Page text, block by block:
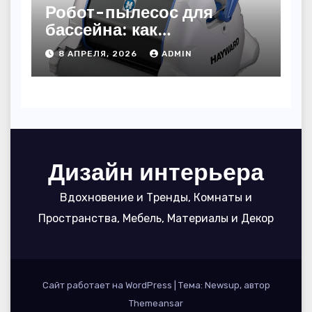
Робот-пылесос для
бассейна: как
пользоваться, чтобы
вода блестела, а
устройство служило 7
8 АПРЕЛЯ, 2026 ADMIN
Дизайн интерьера
Вдохновение и Тренды, Комнаты и
Пространства, Мебель, Материалы и Декор
Сайт работает на WordPress
Тема: Newsup, автор
Themeansar